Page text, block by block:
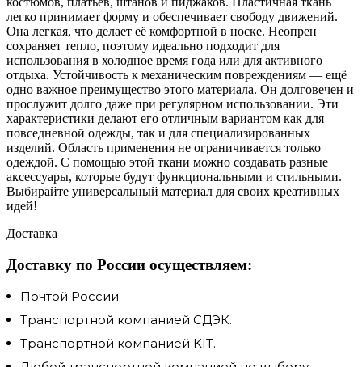
легко принимает форму и обеспечивает свободу движений.
Она легкая, что делает её комфортной в носке. Неопрен
сохраняет тепло, поэтому идеально подходит для
использования в холодное время года или для активного
отдыха. Устойчивость к механическим повреждениям — ещё
одно важное преимущество этого материала. Он долговечен и
прослужит долго даже при регулярном использовании. Эти
характеристики делают его отличным вариантом как для
повседневной одежды, так и для специализированных
изделий. Область применения не ограничивается только
одеждой. С помощью этой ткани можно создавать разные
аксессуары, которые будут функциональными и стильными.
Выбирайте универсальный материал для своих креативных
идей!
Доставка
Доставку по России осуществляем:
Почтой России.
Транспортной компанией СДЭК.
Транспортной компанией KIT.